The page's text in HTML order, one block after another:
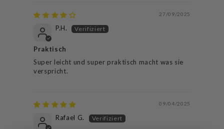
27/09/2025
P.H.
Praktisch
Super leicht und super praktisch macht was sie
verspricht.
09/04/2025
Rafael G.